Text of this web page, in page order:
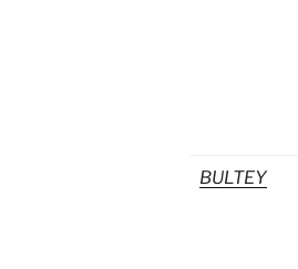
BULTEY